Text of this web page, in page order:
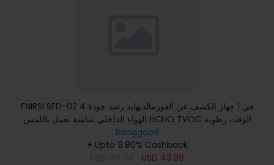
FNIRSI SFD-02 4 في 1 جهاز الكشف عن الفورمالديهايد رصد جودة
الهواء الداخلي شاشة تعمل باللمس HCHO TVOC الوقت رطوبة
العرض إ
Banggood
+ Upto 9.80% Cashback
USD 43.99